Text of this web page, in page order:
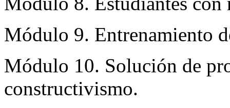
Módulo 9. Entrenamiento
Módulo 10. Solución de
constructivismo.